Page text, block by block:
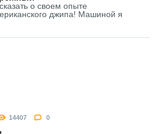
о своем опыте
джипа! Машиной я
14407 0